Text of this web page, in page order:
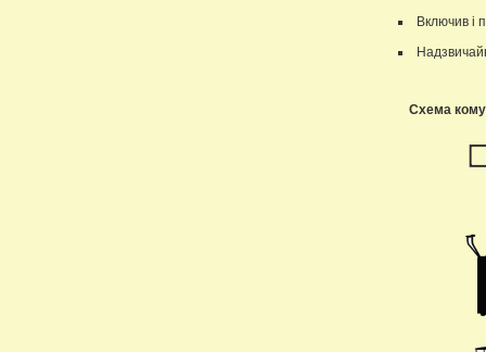
Включив і
Схема